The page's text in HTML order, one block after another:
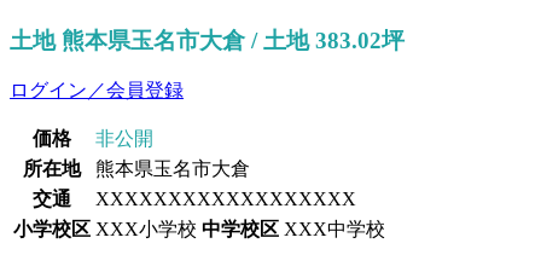
土地 熊本県玉名市大倉 / 土地 383.02坪
ログイン／会員登録
価格
非公開
所在地
熊本県玉名市大倉
交通
XXXXXXXXXXXXXXXXXX
小学校区 XXX小学校 中学校区 XXX中学校